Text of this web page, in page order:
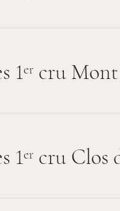
1er cru Mont
1er cru Clos